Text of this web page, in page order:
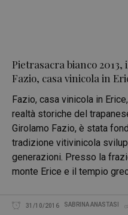
Pietrasacra bianco
Fazio, casa vinicola in
Fazio, casa vinicola in
realtà storiche del
Girolamo Fazio, è stata
tradizione vitivinicola
generazioni. Presso la
monte Erice e il tempio
31/10/2016 SABRINA ANASTASI